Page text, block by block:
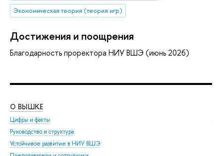
Экономическая теория (теория игр)
Достижения и поощрения
Благодарность проректора НИУ ВШЭ (июнь 2026)
О ВЫШКЕ
Цифры и факты
Руководство и структура
Устойчивое развитие в НИУ ВШЭ